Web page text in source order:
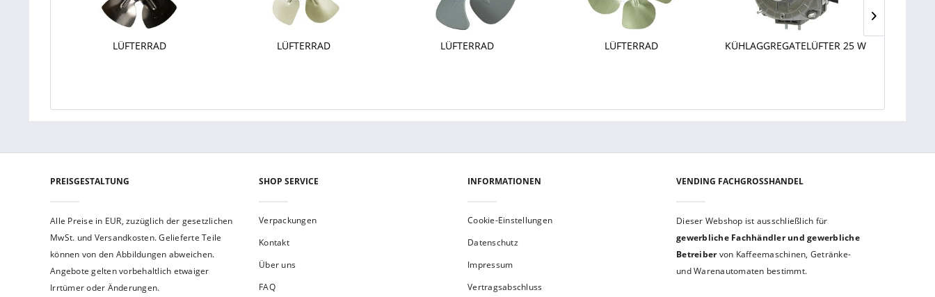
LÜFTERRAD LÜFTERRAD LÜFTERRAD LÜFTERRAD KÜHLAGGREGATELÜFTER 25 W
PREISGESTALTUNG
Alle Preise in EUR, zuzüglich der gesetzlichen
MwSt. und Versandkosten. Gelieferte Teile
können von den Abbildungen abweichen.
Angebote gelten vorbehaltlich etwaiger
Irrtümer oder Änderungen.
SHOP SERVICE
Verpackungen
Kontakt
Über uns
FAQ
INFORMATIONEN
Cookie-Einstellungen
Datenschutz
Impressum
Vertragsabschluss
VENDING FACHGROSSHANDEL
Dieser Webshop ist aus­schließ­lich für
gewerbliche Fach­händler und gewerb­liche
Betreibervon Kaffeemaschinen, Getränke-
und Warenautomaten bestimmt.